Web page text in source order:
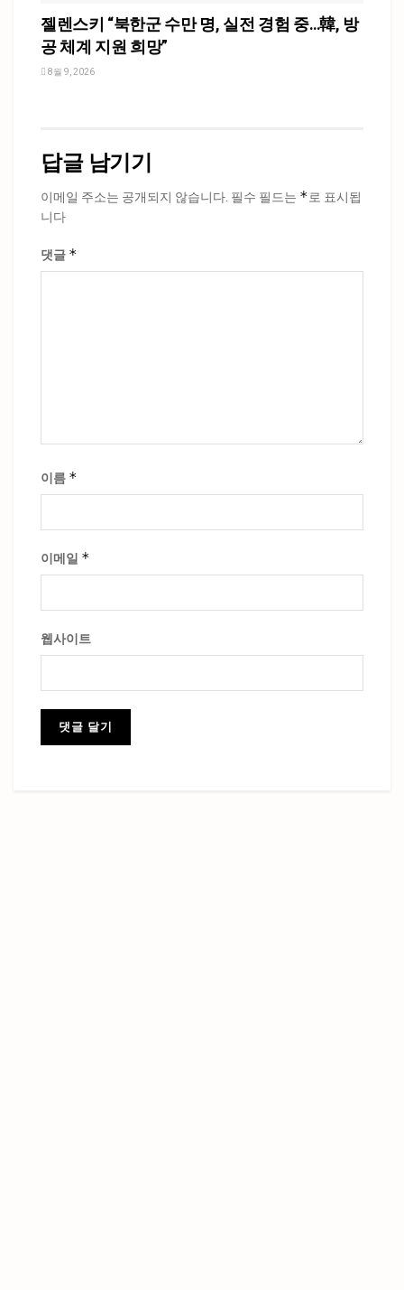
젤렌스키 “북한군 수만 명, 실전 경험 중…韓, 방
공 체계 지원 희망”
8월 9, 2026
답글 남기기
이메일 주소는 공개되지 않습니다. 필수 필드는 *로 표시됩
니다
댓글 *
이름 *
이메일 *
웹사이트